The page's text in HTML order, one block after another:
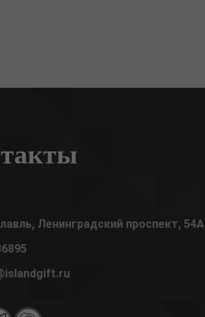
Ленинградский проспект, 54А